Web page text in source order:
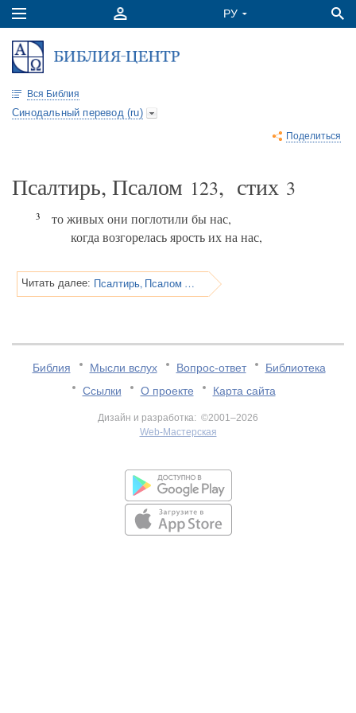
Вся Библия
Синодальный перевод (ru)
Поделиться
Псалтирь, Псалом 123, стих 3
3
то живых они поглотили бы нас,
когда возгорелась ярость их на нас,
Читать далее: Псалтирь, Псалом 123
Библия Мысли вслух Вопрос-ответ
Библиотека
Ссылки
О проекте Карта сайта
Дизайн и разработка: ©2001–2026
Web-Мастерская